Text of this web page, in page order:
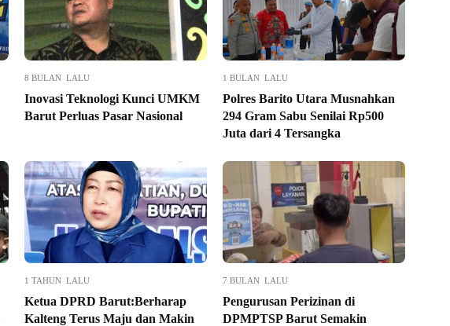
8 BULAN LALU
Inovasi Teknologi Kunci UMKM
Barut Perluas Pasar Nasional
1 BULAN LALU
Polres Barito Utara Musnahkan
294 Gram Sabu Senilai Rp500
Juta dari 4 Tersangka
1 TAHUN LALU
Ketua DPRD Barut:Berharap
Kalteng Terus Maju dan Makin
7 BULAN LALU
Pengurusan Perizinan di
DPMPTSP Barut Semakin